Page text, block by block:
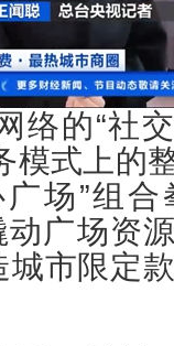
络的“社
模式上的
场”组
广场资
市限定